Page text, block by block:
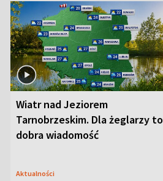
Wiatr nad Jeziorem
Tarnobrzeskim. Dla żeglarzy to
dobra wiadomość
Aktualności